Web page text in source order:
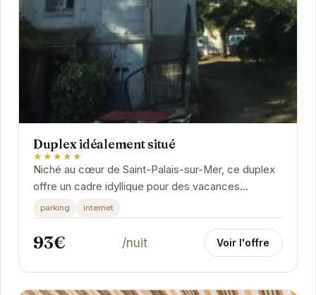
Duplex idéalement situé
★★★★★
Niché au cœur de Saint-Palais-sur-Mer, ce duplex
offre un cadre idyllique pour des vacances
relaxantes. Son emplacement privilégié vous
permet...
parking internet
93€ /nuit Voir l'offre